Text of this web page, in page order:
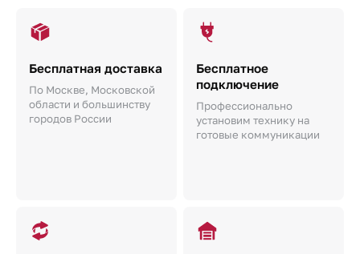
Бесплатная доставка
По Москве, Московской
области и большинству
городов России
Бесплатное
подключение
Профессионально
установим технику на
готовые коммуникации